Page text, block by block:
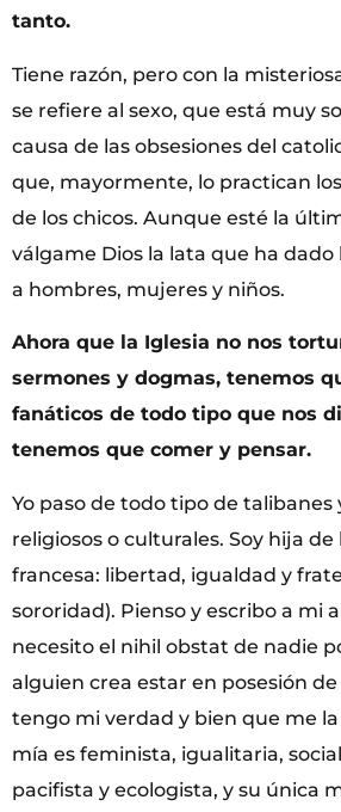
tanto.
Tiene razón, pero con la
se refiere al sexo, que está muy
causa de las obsesiones del
que, mayormente, lo practican
de los chicos. Aunque esté la
válgame Dios la lata que ha dado
a hombres, mujeres y niños.
Ahora que la Iglesia no nos
sermones y dogmas, tenemos
fanáticos de todo tipo que nos
tenemos que comer y pensar.
Yo paso de todo tipo de talibanes
religiosos o culturales. Soy hija de
francesa: libertad, igualdad y
sororidad). Pienso y escribo a mi
necesito el nihil obstat de nadie
alguien crea estar en posesión de
tengo mi verdad y bien que me
mía es feminista, igualitaria,
pacifista y ecologista, y su única